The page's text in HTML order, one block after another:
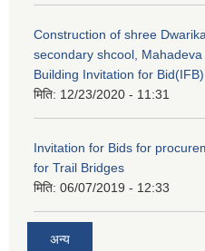
Construction of shree
secondary shcool,
Building Invitation for Bid(IFB)
मिति: 12/23/2020 - 11:31
Invitation for Bids for
for Trail Bridges
मिति: 06/07/2019 - 12:33
अन्य